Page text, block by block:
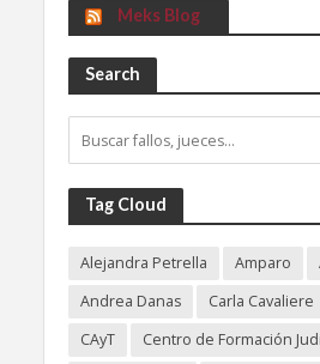
Meks Blog
Search
Tag Cloud
Alejandra Petrella Amparo
Andrea Danas
Carla Cavaliere
CAyT
Centro de Formación